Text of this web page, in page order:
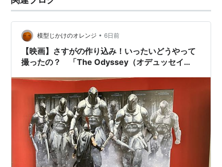
模型じかけのオレンジ • 6日前
【映画】さすがの作り込み！いったいどうやって
撮ったの？ 「The Odyssey（オデュッセイ